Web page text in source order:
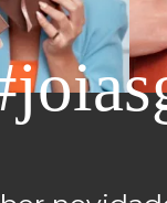
nas mãos